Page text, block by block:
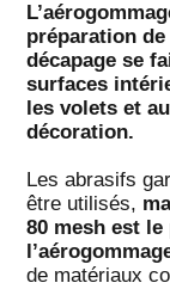
préparation
décapage se
surfaces
les volets et
décoration.
Les abrasifs
être utilisés,
80 mesh est
de matériaux